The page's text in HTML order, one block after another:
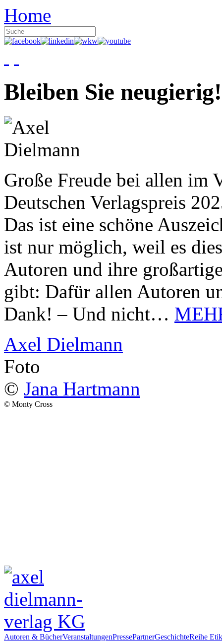
Home
Bleiben Sie neugierig!
Große Freude bei allen im
Deutschen Verlagspreis
Das ist eine schöne
ist nur möglich, weil es
Autoren und ihre
gibt: Dafür allen Autoren
Dank! – Und nicht…
Axel Dielmann
Foto
© Jana Hartmann
© Monty Cross
Autoren & BücherVeranstaltungenPressePartnerGeschichteReihe